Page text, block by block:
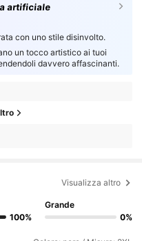
artificiale
con uno stile disinvolto.
un tocco artistico ai tuoi
davvero affascinanti.
Visualizza altro
100%
Grande
0%